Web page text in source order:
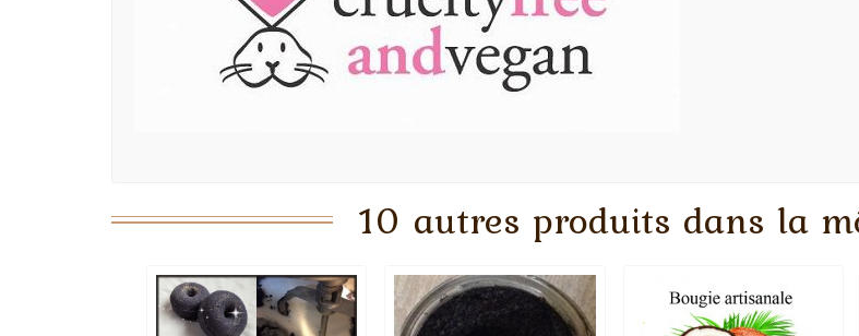
10 autres produits dans la